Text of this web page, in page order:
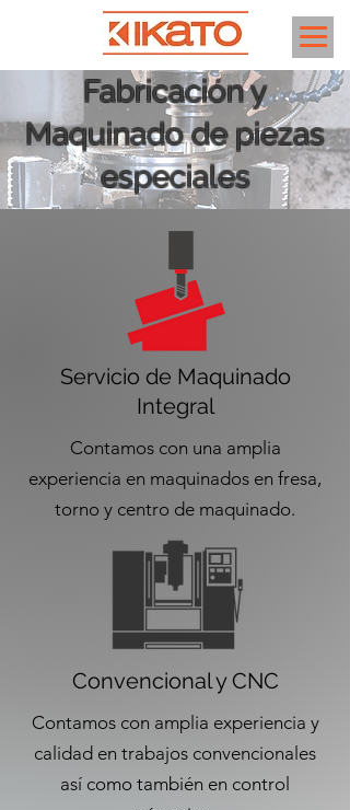
Fabricación y
Maquinado de piezas
especiales
Servicio de Maquinado
Integral
Contamos con una amplia
experiencia en maquinados en fresa,
torno y centro de maquinado.
Convencional y CNC
Contamos con amplia experiencia y
calidad en trabajos convencionales
así como también en control